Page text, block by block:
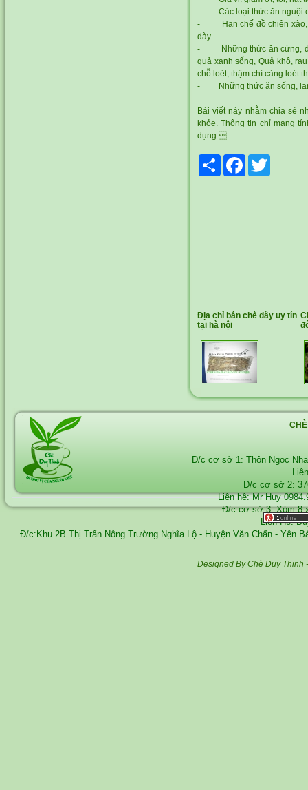
- Các loại thức ăn nguội
- Hạn chế đồ chiên xào,
dày
- Những thức ăn cứng, dai
quả xanh sống, Quả khô,
chỗ loét, thậm chí càng loét
- Những thức ăn sống, lạnh,
Bài viết này nhằm chia sẻ
khỏe. Thông tin chỉ mang
dụng.
Share Facebook
Địa chỉ bán chè dây uy tín
tại hà nội
Đ/c cơ sở 1: Thôn Ngọc
Đ/c cơ sở 2:
Liên hệ: Mr Huy
Đ/c cơ sở 3: Xóm 8
Liên Hệ:
Đ/c:Khu 2B Thị Trấn Nông Trường Nghĩa Lộ - Huyện Văn Chấn - Yên
Designed By Chè Duy Thịnh -